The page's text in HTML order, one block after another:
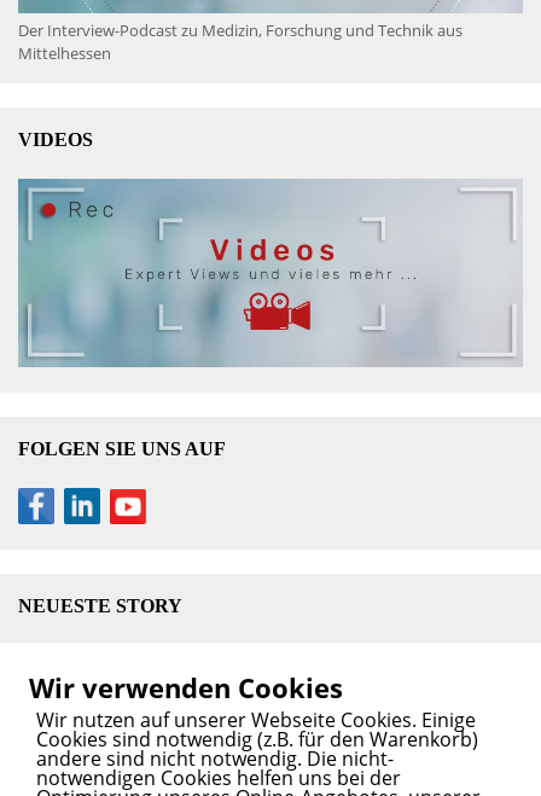
Der Interview-Podcast zu Medizin, Forschung und Technik aus
Mittelhessen
VIDEOS
FOLGEN SIE UNS AUF
NEUESTE STORY
klimafeste und nachhaltige Landwirtschaft
2025
Wir verwenden Cookies
Wir nutzen auf unserer Webseite Cookies. Einige
Cookies sind notwendig (z.B. für den Warenkorb)
andere sind nicht notwendig. Die nicht-
notwendigen Cookies helfen uns bei der